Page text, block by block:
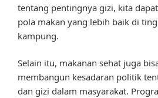
tentang pentingnya gizi, kita
pola makan yang lebih baik di
kampung.
Selain itu, makanan sehat juga
membangun kesadaran politik
dan gizi dalam masyarakat.